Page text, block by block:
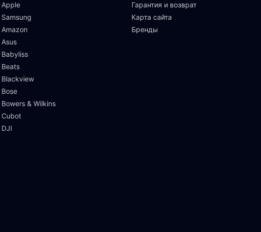
Apple
Samsung
Amazon
Asus
Babyliss
Beats
Blackview
Bose
Bowers & Wilkins
Cubot
DJI
Гарантия и возврат
Карта сайта
Бренды